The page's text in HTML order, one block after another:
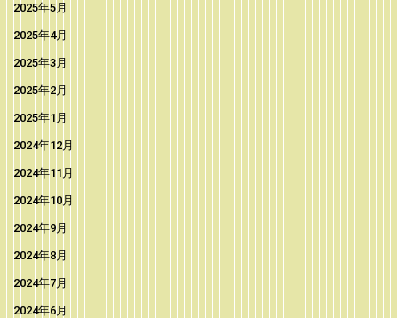
2025年5月
2025年4月
2025年3月
2025年2月
2025年1月
2024年12月
2024年11月
2024年10月
2024年9月
2024年8月
2024年7月
2024年6月